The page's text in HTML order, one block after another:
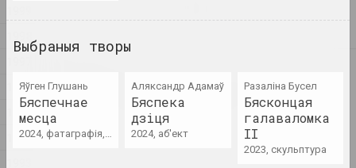
1996
1995
1994
2025. групавы праект
2024
Lossy notes or typically a
presentation мае шмат
constraints
2024. выстава
Выбраныя творы
Яўген Глушань
Бяспечнае
месца
2024, фатаграфія, інсталяцыя
Аляксандр Адамаў
Бяспека
дзіця
2024, аб'ект
Разаліна Бусел
Бясконцая
галаваломка
II
2023, скульптура